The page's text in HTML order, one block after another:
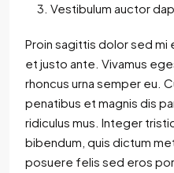
Vestibulum auctor
Proin sagittis dolor sed
et justo ante. Vivamus
rhoncus urna semper eu.
penatibus et magnis dis
ridiculus mus. Integer
bibendum, quis dictum
posuere felis sed eros